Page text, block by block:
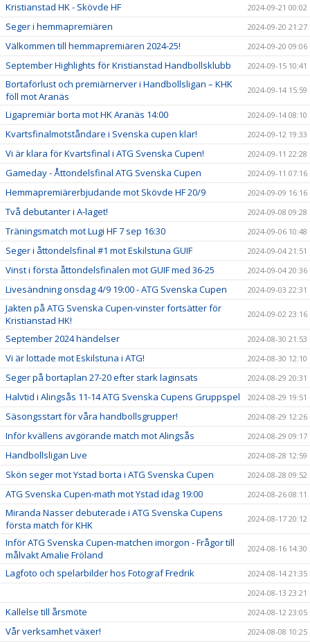
Kristianstad HK - Skövde HF 2024-09-21 00:02
Seger i hemmapremiären 2024-09-20 21:27
Välkommen till hemmapremiären 2024-25! 2024-09-20 09:06
September Highlights för Kristianstad Handbollsklubb 2024-09-15 10:41
Bortaförlust och premiärnerver i Handbollsligan – KHK
föll mot Aranäs
2024-09-14 15:59
Ligapremiär borta mot HK Aranäs 14:00 2024-09-14 08:10
Kvartsfinalmotståndare i Svenska cupen klar! 2024-09-12 19:33
Vi är klara för Kvartsfinal i ATG Svenska Cupen! 2024-09-11 22:28
Gameday - Åttondelsfinal ATG Svenska Cupen 2024-09-11 07:16
Hemmapremiärerbjudande mot Skövde HF 20/9 2024-09-09 16:16
Två debutanter i A-laget! 2024-09-08 09:28
Träningsmatch mot Lugi HF 7 sep 16:30 2024-09-06 10:48
Seger i åttondelsfinal #1 mot Eskilstuna GUIF 2024-09-04 21:51
Vinst i första åttondelsfinalen mot GUIF med 36-25 2024-09-04 20:36
Livesändning onsdag 4/9 19:00 - ATG Svenska Cupen 2024-09-03 22:31
Jakten på ATG Svenska Cupen-vinster fortsätter för
Kristianstad HK!
2024-09-02 23:16
September 2024 händelser 2024-08-30 21:53
Vi är lottade mot Eskilstuna i ATG! 2024-08-30 12:10
Seger på bortaplan 27-20 efter stark laginsats 2024-08-29 20:31
Halvtid i Alingsås 11-14 ATG Svenska Cupens Gruppspel 2024-08-29 19:51
Säsongsstart för våra handbollsgrupper! 2024-08-29 12:26
Inför kvällens avgörande match mot Alingsås 2024-08-29 09:17
Handbollsligan Live 2024-08-28 12:59
Skön seger mot Ystad borta i ATG Svenska Cupen 2024-08-28 09:52
ATG Svenska Cupen-math mot Ystad idag 19:00 2024-08-26 08:11
Miranda Nasser debuterade i ATG Svenska Cupens
första match för KHK
2024-08-17 20:12
Inför ATG Svenska Cupen-matchen imorgon - Frågor till
målvakt Amalie Fröland
2024-08-16 14:30
Lagfoto och spelarbilder hos Fotograf Fredrik
2024-08-14 21:35
2024-08-13 23:21
Kallelse till årsmöte 2024-08-12 23:05
Vår verksamhet växer! 2024-08-08 10:25